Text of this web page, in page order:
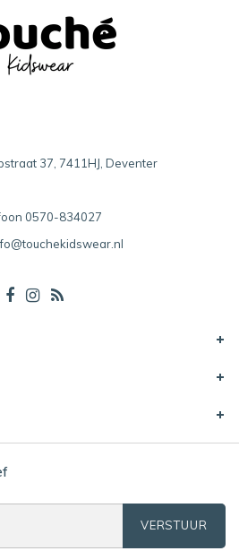
37, 7411HJ, Deventer
0570-834027
VERSTUUR